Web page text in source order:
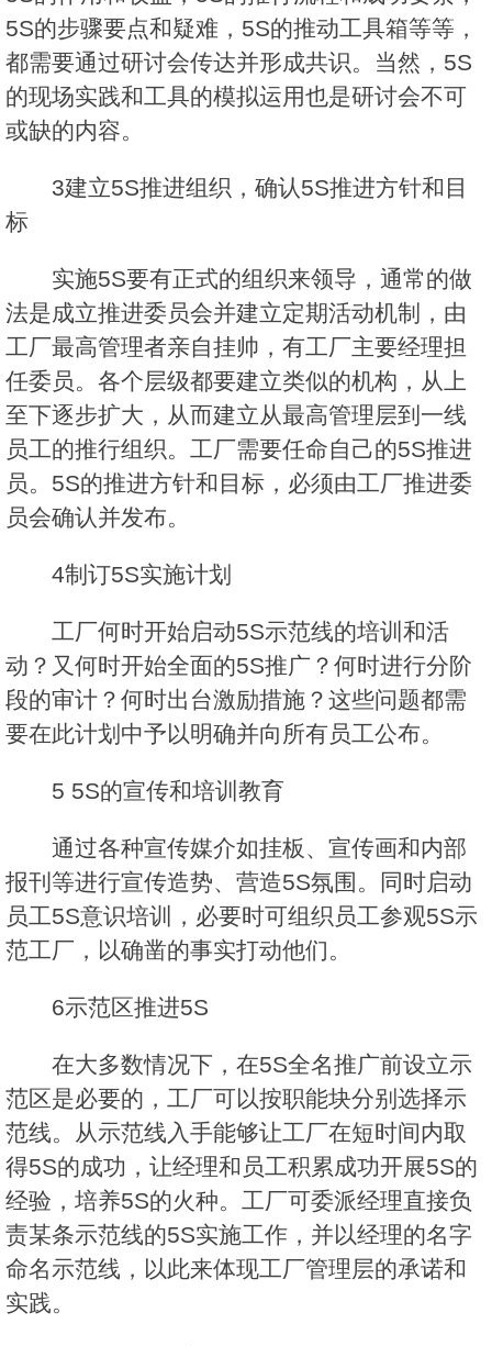
5S的步骤要点和疑难，5S的推动工具箱等等，
都需要通过研讨会传达并形成共识。当然，5S
的现场实践和工具的模拟运用也是研讨会不可
或缺的内容。
3建立5S推进组织，确认5S推进方针和目
标
实施5S要有正式的组织来领导，通常的做
法是成立推进委员会并建立定期活动机制，由
工厂最高管理者亲自挂帅，有工厂主要经理担
任委员。各个层级都要建立类似的机构，从上
至下逐步扩大，从而建立从最高管理层到一线
员工的推行组织。工厂需要任命自己的5S推进
员。5S的推进方针和目标，必须由工厂推进委
员会确认并发布。
4制订5S实施计划
工厂何时开始启动5S示范线的培训和活
动？又何时开始全面的5S推广？何时进行分阶
段的审计？何时出台激励措施？这些问题都需
要在此计划中予以明确并向所有员工公布。
5 5S的宣传和培训教育
通过各种宣传媒介如挂板、宣传画和内部
报刊等进行宣传造势、营造5S氛围。同时启动
员工5S意识培训，必要时可组织员工参观5S示
范工厂，以确凿的事实打动他们。
6示范区推进5S
在大多数情况下，在5S全名推广前设立示
范区是必要的，工厂可以按职能块分别选择示
范线。从示范线入手能够让工厂在短时间内取
得5S的成功，让经理和员工积累成功开展5S的
经验，培养5S的火种。工厂可委派经理直接负
责某条示范线的5S实施工作，并以经理的名字
命名示范线，以此来体现工厂管理层的承诺和
实践。